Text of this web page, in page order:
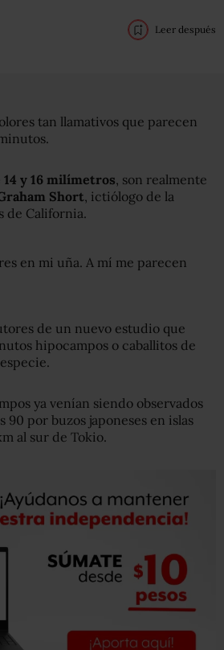
Leer después
tan llamativos que parecen
y 16 milímetros, son realmente
Short, ictiólogo de la
de California.
en mi uña. A mí me parecen
de un nuevo estudio que
hipocampos o caballitos de
ya venían siendo observados
90 por buzos japoneses en islas
al sur de Tokio.